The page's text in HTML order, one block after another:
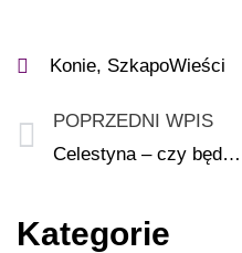
Konie, SzkapoWieści
POPRZEDNI WPIS
Celestyna – czy będzie ciąg dalszy…?
Kategorie